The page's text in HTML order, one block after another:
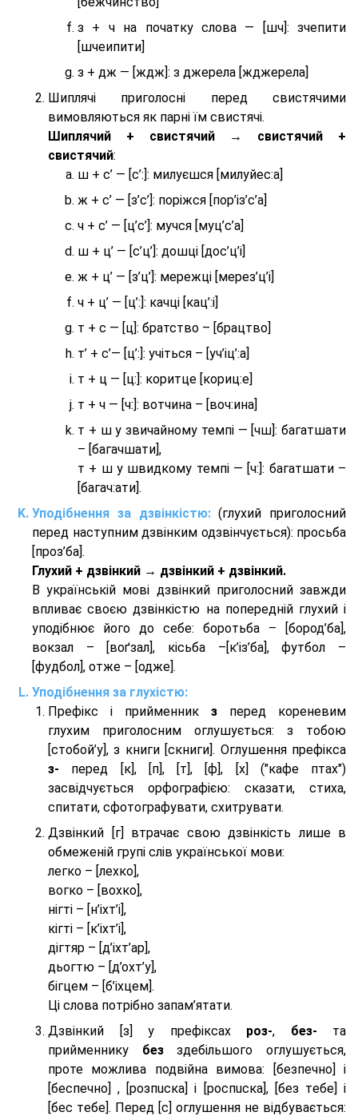
з + ч на початку слова — [шч]: зчепити
[шчеипити]
з + дж — [ждж]: з джерела [жджерела]
Шиплячі приголосні перед свистячими
вимовляються як парні їм свистячі.
Шиплячий + свистячий → свистячий +
свистячий:
ш + с’ — [с’:]: милуєшся [милуйес:а]
ж + с’ — [з’с’]: поріжся [пор’із’с’а]
ч + с’ — [ц’с’]: мучся [муц’с’а]
ш + ц’ — [с’ц’]: дошці [дос’ц’і]
ж + ц’ — [з’ц’]: мережці [мерез’ц’і]
ч + ц’ — [ц’:]: качці [кац’:і]
т + с — [ц]: братство – [брaцтво]
т’ + с’— [ц’:]: учіться – [уч’іц’:a]
т + ц — [ц:]: коритце [кориц:е]
т + ч — [ч:]: вотчина – [вoч:ина]
т + ш у звичайному темпі — [чш]: багатшати
– [багачшати],
т + ш у швидкому темпі — [ч:]: багатшати –
[багач:ати].
Уподібнення за дзвінкістю:(глухий приголосний
перед наступним дзвінким одзвінчується): просьба
[проз’ба].
Глухий + дзвінкий → дзвінкий + дзвінкий.
В українській мові дзвінкий приголосний завжди
впливає своєю дзвінкістю на попередній глухий і
уподібнює його до себе: боротьба – [бород’ба],
вокзал – [воґзал], кісьба –[к’із’ба], футбол –
[фудбол], отже – [одже].
Уподібнення за глухістю:
Префікс і прийменник з перед кореневим
глухим приголосним оглушується: з тобою
[стобой’у], з книги [скниги]. Оглушення префікса
з- перед [к], [п], [т], [ф], [х] ("кафе птах")
засвідчується орфографією: сказати, стиха,
спитати, сфотографувати, схитрувати.
Дзвінкий [г] втрачає свою дзвінкість лише в
обмеженій групі слів української мови:
легко – [лехко],
вогко – [вохко],
нігті – [н’іхт’і],
кігті – [к’іхт’і],
дігтяр – [д’іхт’ар],
дьогтю – [д’охт’у],
бігцем – [б’іхцем].
Ці слова потрібно запам’ятати.
Дзвінкий [з] у префіксах роз-, без- та
прийменнику безздебільшого оглушується,
проте можлива подвійна вимова: [безпeчно] і
[беспeчно] , [розпuска] і [роспuска], [без тeбе] і
[бес тeбе]. Перед [с] оглушення не відбувається: